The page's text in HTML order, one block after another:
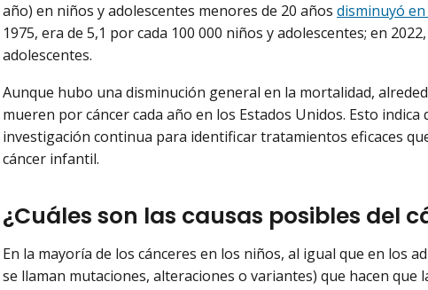
año) en niños y adolescentes menores de 20 años disminuyó en
1975, era de 5,1 por cada 100 000 niños y adolescentes; en
adolescentes.
Aunque hubo una disminución general en la mortalidad,
mueren por cáncer cada año en los Estados Unidos. Esto indica
investigación continua para identificar tratamientos eficaces
cáncer infantil.
¿Cuáles son las causas posibles del
En la mayoría de los cánceres en los niños, al igual que en los
se llaman mutaciones, alteraciones o variantes) que hacen que